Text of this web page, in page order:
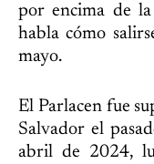
por encima de
habla cómo
mayo.
El Parlacen fue
Salvador el
abril de 2024,